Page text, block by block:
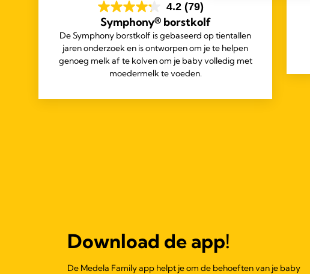
4.2 (79)
Symphony® borstkolf
De Symphony borstkolf is gebaseerd op tientallen
jaren onderzoek en is ontworpen om je te helpen
genoeg melk af te kolven om je baby volledig met
moedermelk te voeden.
Download de app!
De Medela Family app helpt je om de behoeften van je baby